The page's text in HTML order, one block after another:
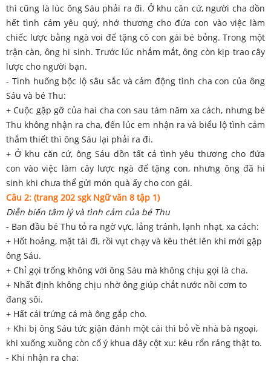
thì cũng là lúc ông Sáu phải ra đi. Ở khu căn cứ, người cha dồn
hết tình cảm yêu quý, nhớ thương cho đứa con vào việc làm
chiếc lược bằng ngà voi để tặng cô con gái bé bỏng. Trong một
trận càn, ông hi sinh. Trước lúc nhắm mắt, ông còn kịp trao cây
lược cho người bạn.
- Tình huống bộc lộ sâu sắc và cảm động tình cha con của ông
Sáu và bé Thu:
+ Cuộc gặp gỡ của hai cha con sau tám năm xa cách, nhưng bé
Thu không nhận ra cha, đến lúc em nhận ra và biểu lộ tình cảm
thắm thiết thì ông Sáu lại phải ra đi.
+ Ở khu căn cứ, ông Sáu dồn tất cả tình yêu thương cho đứa
con vào việc làm cây lược ngà để tặng con, nhưng ông đã hi
sinh khi chưa thể gửi món quà ấy cho con gái.
Câu 2: (trang 202 sgk Ngữ văn 8 tập 1)
Diễn biến tâm lý và tình cảm của bé Thu
- Ban đầu bé Thu tỏ ra ngờ vực, lảng tránh, lạnh nhạt, xa cách:
+ Hốt hoảng, mặt tái đi, rồi vụt chạy và kêu thét lên khi mới gặp
ông Sáu.
+ Chỉ gọi trống không với ông Sáu mà không chịu gọi là cha.
+ Nhất định không chịu nhờ ông giúp chắt nước nồi cơm to
đang sôi.
+ Hất cái trứng cá mà ông gắp cho.
+ Khi bị ông Sáu tức giận đánh một cái thì bỏ về nhà bà ngoại,
khi xuống xuồng còn cố ý khua dây cột xu: kêu rổn rảng thật to.
- Khi nhận ra cha: